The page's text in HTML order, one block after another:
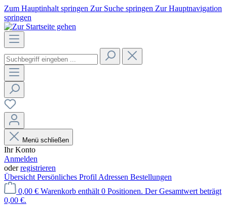
Zum Hauptinhalt springen Zur Suche springen Zur Hauptnavigation
springen
Menü schließen
Ihr Konto
Anmelden
oderregistrieren
Übersicht Persönliches Profil Adressen Bestellungen
0,00 € Warenkorb enthält 0 Positionen. Der Gesamtwert beträgt
0,00 €.